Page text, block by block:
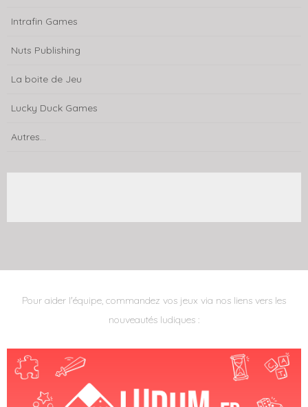
Intrafin Games
Nuts Publishing
La boite de Jeu
Lucky Duck Games
Autres...
Pour aider l'équipe, commandez vos jeux via nos liens vers les
nouveautés ludiques :